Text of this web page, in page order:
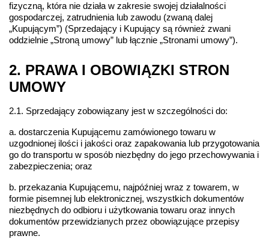
fizyczną, która nie działa w zakresie swojej działalności
gospodarczej, zatrudnienia lub zawodu (zwaną dalej
„Kupującym”) (Sprzedający i Kupujący są również zwani
oddzielnie „Stroną umowy” lub łącznie „Stronami umowy”).
2. PRAWA I OBOWIĄZKI STRON
UMOWY
2.1. Sprzedający zobowiązany jest w szczególności do:
a. dostarczenia Kupującemu zamówionego towaru w
uzgodnionej ilości i jakości oraz zapakowania lub przygotowania
go do transportu w sposób niezbędny do jego przechowywania i
zabezpieczenia; oraz
b. przekazania Kupującemu, najpóźniej wraz z towarem, w
formie pisemnej lub elektronicznej, wszystkich dokumentów
niezbędnych do odbioru i użytkowania towaru oraz innych
dokumentów przewidzianych przez obowiązujące przepisy
prawne.